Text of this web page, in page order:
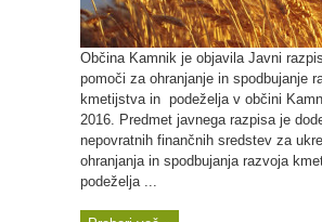
Občina Kamnik je objavila Javni
pomoči za ohranjanje in spodbujanje
kmetijstva in podeželja v občini
2016. Predmet javnega razpisa je
nepovratnih finančnih sredstev za
ohranjanja in spodbujanja razvoja
podeželja ...